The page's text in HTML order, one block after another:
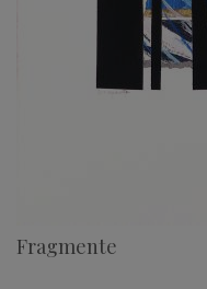
Fragmente